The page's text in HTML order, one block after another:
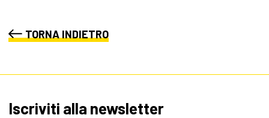
TORNA INDIETRO
Iscriviti alla newsletter